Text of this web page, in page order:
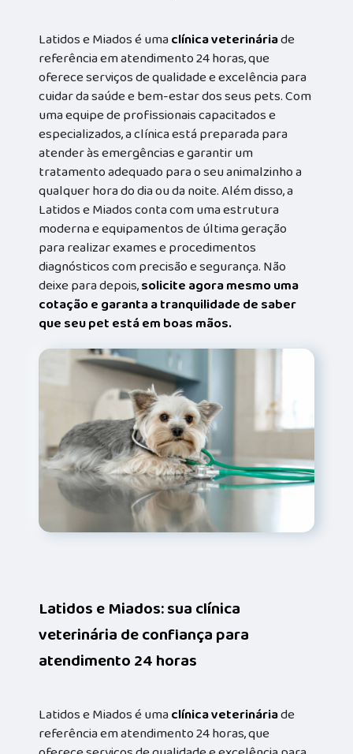
Latidos e Miados é umaclínica veterináriade
referência em atendimento 24 horas, que
oferece serviços de qualidade e excelência para
cuidar da saúde e bem-estar dos seus pets. Com
uma equipe de profissionais capacitados e
especializados, a clínica está preparada para
atender às emergências e garantir um
tratamento adequado para o seu animalzinho a
qualquer hora do dia ou da noite. Além disso, a
Latidos e Miados conta com uma estrutura
moderna e equipamentos de última geração
para realizar exames e procedimentos
diagnósticos com precisão e segurança. Não
deixe para depois,solicite agora mesmo uma
cotação e garanta a tranquilidade de saber
que seu pet está em boas mãos.
Latidos e Miados: sua clínica
veterinária de confiança para
atendimento 24 horas
Latidos e Miados é umaclínica veterináriade
referência em atendimento 24 horas, que